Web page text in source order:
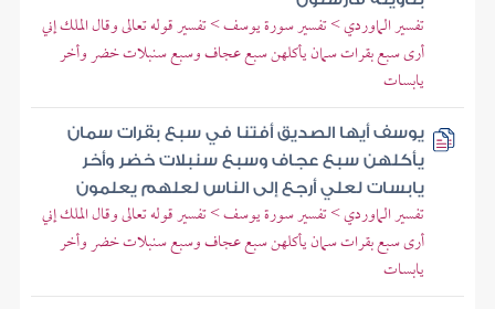
تفسير الماوردي > تفسير سورة يوسف > تفسير قوله تعالى وقال الملك إني
أرى سبع بقرات سمان يأكلهن سبع عجاف وسبع سنبلات خضر وأخر
يابسات
يوسف أيها الصديق أفتنا في سبع بقرات سمان
يأكلهن سبع عجاف وسبع سنبلات خضر وأخر
يابسات لعلي أرجع إلى الناس لعلهم يعلمون
تفسير الماوردي > تفسير سورة يوسف > تفسير قوله تعالى وقال الملك إني
أرى سبع بقرات سمان يأكلهن سبع عجاف وسبع سنبلات خضر وأخر
يابسات